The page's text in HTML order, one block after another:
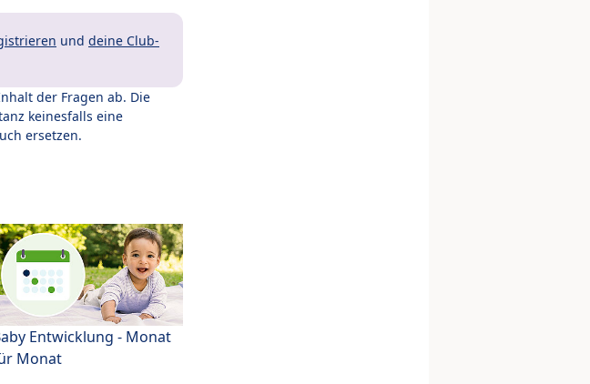
und deine Club-
der Fragen ab. Die
keinesfalls eine
ersetzen.
Entwicklung - Monat
Monat